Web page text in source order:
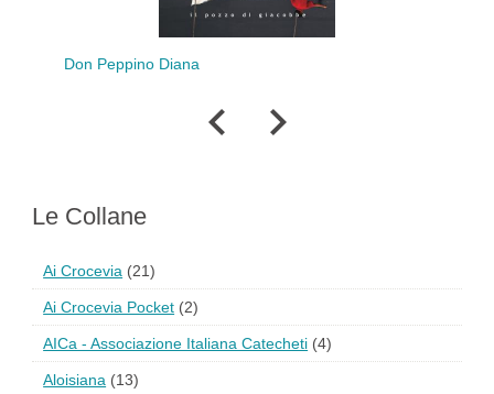
Don Peppino Diana
Le Collane
Ai Crocevia (21)
Ai Crocevia Pocket (2)
AICa - Associazione Italiana Catecheti (4)
Aloisiana (13)